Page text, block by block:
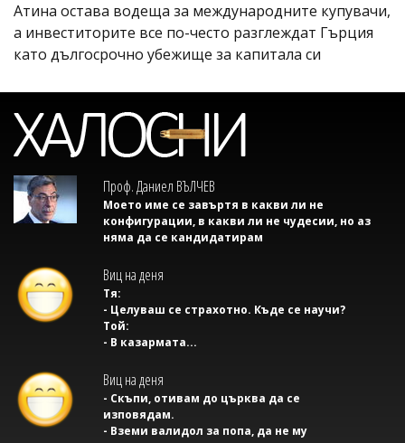
Атина остава водеща за международните купувачи,
а инвеститорите все по-често разглеждат Гърция
като дългосрочно убежище за капитала си
Проф. Даниел ВЪЛЧЕВ
Моето име се завъртя в какви ли не
конфигурации, в какви ли не чудесии, но аз
няма да се кандидатирам
Виц на деня
Тя:
- Целуваш се страхотно. Къде се научи?
Той:
- В казармата...
Виц на деня
- Скъпи, отивам до църква да се
изповядам.
- Вземи валидол за попа, да не му